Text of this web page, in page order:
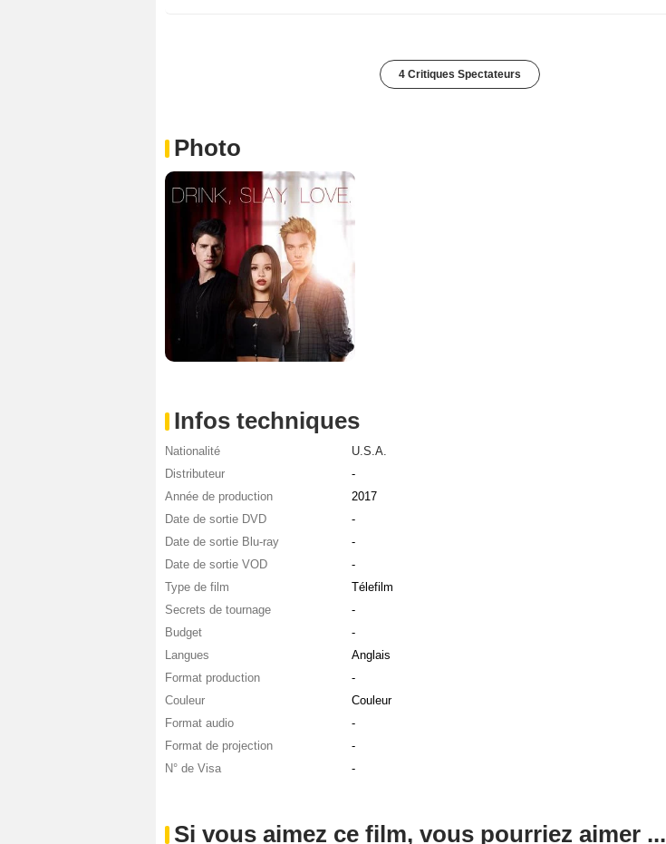
4 Critiques Spectateurs
Photo
Infos techniques
Nationalité
U.S.A.
Distributeur
-
Année de production
2017
Date de sortie DVD
-
Date de sortie Blu-ray
-
Date de sortie VOD
-
Type de film
Télefilm
Secrets de tournage
-
Budget
-
Langues
Anglais
Format production
-
Couleur
Couleur
Format audio
-
Format de projection
-
N° de Visa
-
Si vous aimez ce film, vous pourriez aimer ...